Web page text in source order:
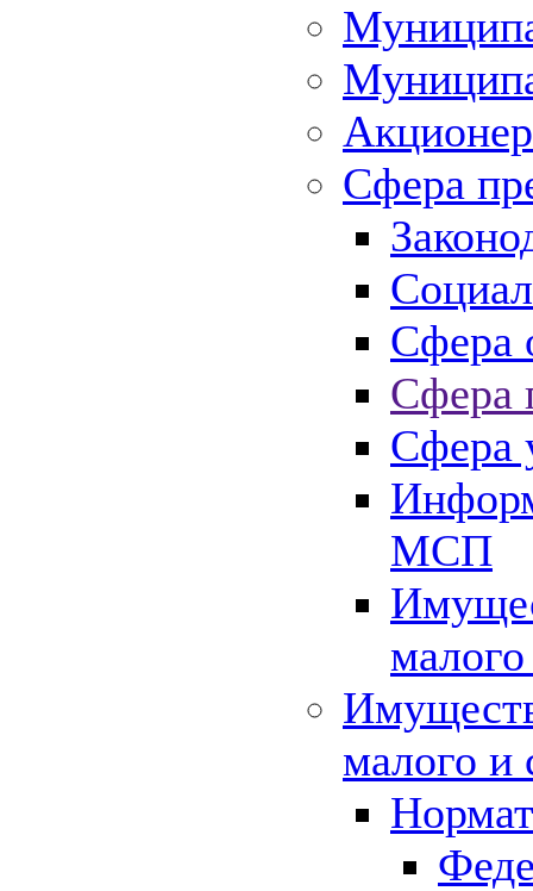
Сфера
Сфера
Сфера
Сфера
МСП
малого и